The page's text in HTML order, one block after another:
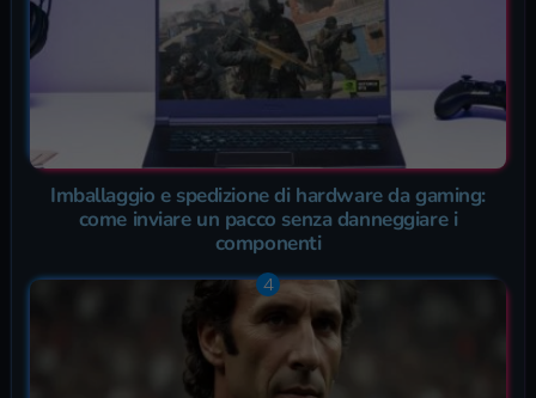
Imballaggio e spedizione di hardware da gaming:
come inviare un pacco senza danneggiare i
componenti